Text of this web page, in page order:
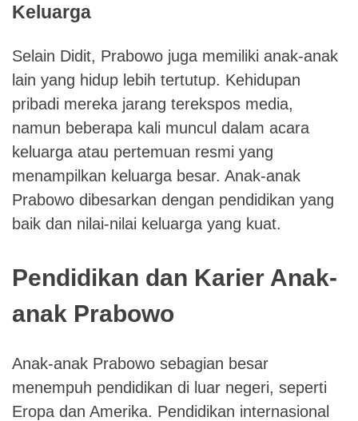
Keluarga
Selain Didit, Prabowo juga memiliki anak-anak
lain yang hidup lebih tertutup. Kehidupan
pribadi mereka jarang terekspos media,
namun beberapa kali muncul dalam acara
keluarga atau pertemuan resmi yang
menampilkan keluarga besar. Anak-anak
Prabowo dibesarkan dengan pendidikan yang
baik dan nilai-nilai keluarga yang kuat.
Pendidikan dan Karier Anak-
anak Prabowo
Anak-anak Prabowo sebagian besar
menempuh pendidikan di luar negeri, seperti
Eropa dan Amerika. Pendidikan internasional